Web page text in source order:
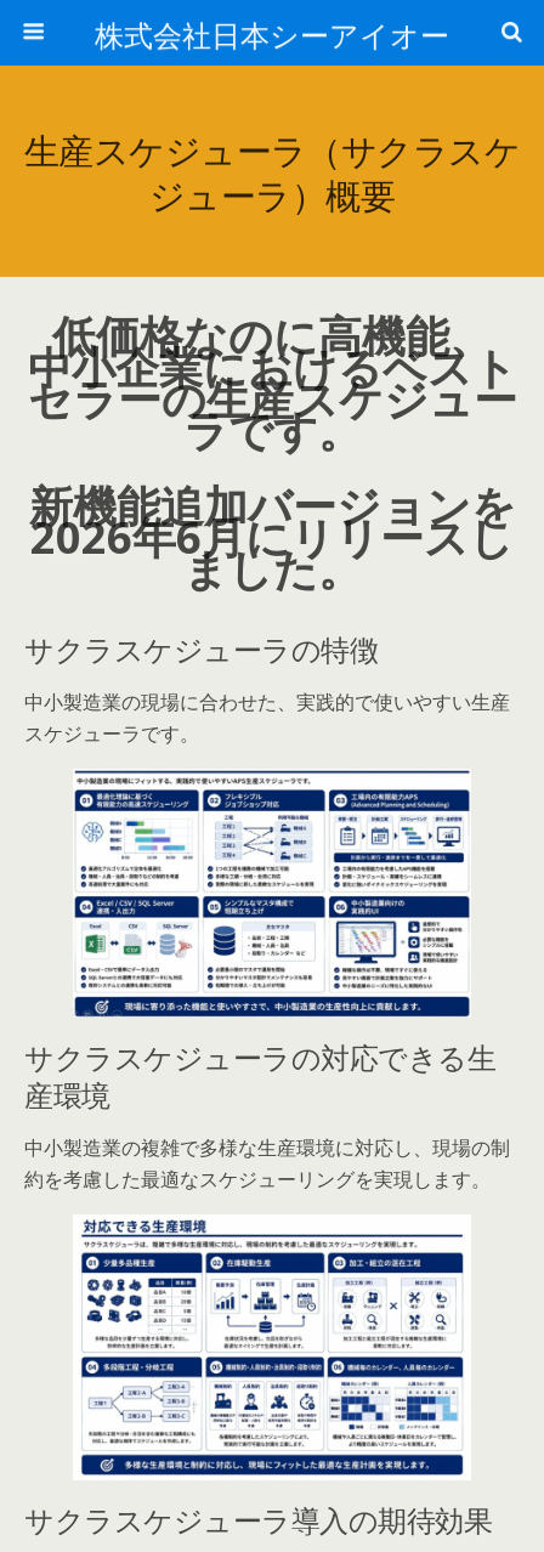
株式会社日本シーアイオー
生産スケジューラ（サクラスケ
ジューラ）概要
低価格なのに高機能、
中小企業におけるベスト
セラーの生産スケジュー
ラです。
新機能追加バージョンを
2026年6月にリリースし
ました。
サクラスケジューラの特徴
中小製造業の現場に合わせた、実践的で使いやすい生産
スケジューラです。
サクラスケジューラの対応できる生
産環境
中小製造業の複雑で多様な生産環境に対応し、現場の制
約を考慮した最適なスケジューリングを実現します。
サクラスケジューラ導入の期待効果